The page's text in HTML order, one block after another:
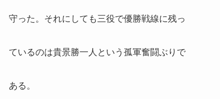
守った。それにしても三役で優勝戦線に残っ
ているのは貴景勝一人という孤軍奮闘ぶりで
ある。